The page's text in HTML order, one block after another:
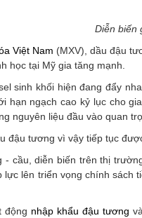
Diễn biến
Việt Nam (MXV), dầu đậu
học tại Mỹ gia tăng mạnh.
sinh khối hiện đang đẩy
hạn ngạch cao kỷ lục cho
nguyên liệu đầu vào quan
đậu tương vì vậy tiếp tục
- cầu, diễn biến trên thị
lực lên triển vọng chính sách
động nhập khẩu đậu tương